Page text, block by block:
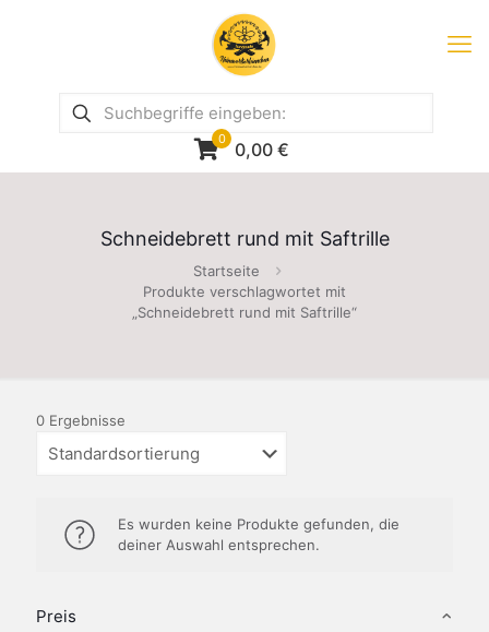
0 0,00 €
Schneidebrett rund mit Saftrille
Startseite
Produkte verschlagwortet mit
„Schneidebrett rund mit Saftrille“
Preis
0 Ergebnisse
Es wurden keine Produkte gefunden, die
deiner Auswahl entsprechen.